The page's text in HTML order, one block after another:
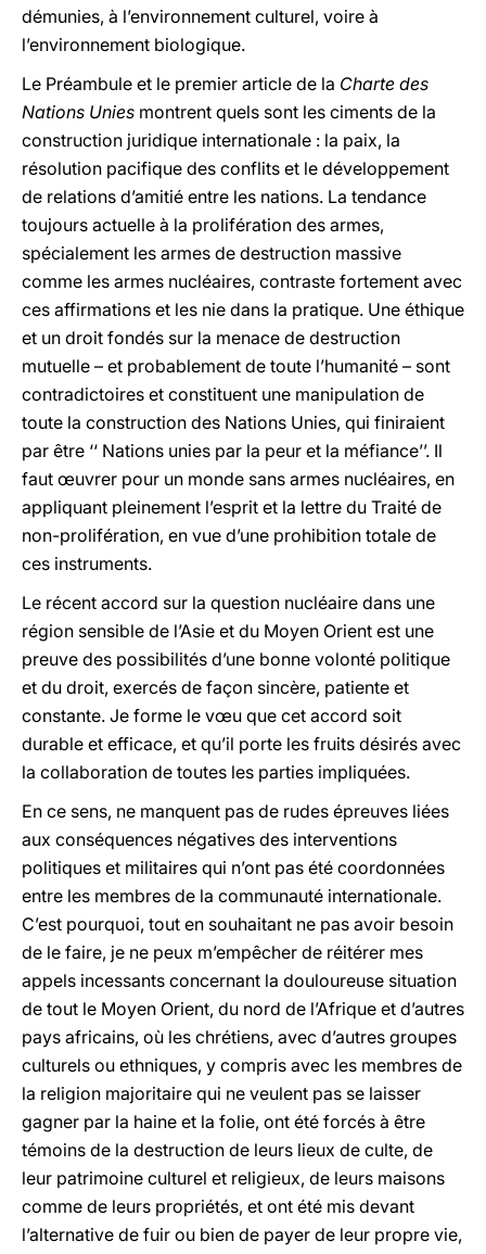
démunies, à l’environnement culturel, voire à
l’environnement biologique.
Le Préambule et le premier article de la Charte des
Nations Unies montrent quels sont les ciments de la
construction juridique internationale : la paix, la
résolution pacifique des conflits et le développement
de relations d’amitié entre les nations. La tendance
toujours actuelle à la prolifération des armes,
spécialement les armes de destruction massive
comme les armes nucléaires, contraste fortement avec
ces affirmations et les nie dans la pratique. Une éthique
et un droit fondés sur la menace de destruction
mutuelle – et probablement de toute l’humanité – sont
contradictoires et constituent une manipulation de
toute la construction des Nations Unies, qui finiraient
par être ‘‘ Nations unies par la peur et la méfiance’’. Il
faut œuvrer pour un monde sans armes nucléaires, en
appliquant pleinement l’esprit et la lettre du Traité de
non-prolifération, en vue d’une prohibition totale de
ces instruments.
Le récent accord sur la question nucléaire dans une
région sensible de l’Asie et du Moyen Orient est une
preuve des possibilités d’une bonne volonté politique
et du droit, exercés de façon sincère, patiente et
constante. Je forme le vœu que cet accord soit
durable et efficace, et qu’il porte les fruits désirés avec
la collaboration de toutes les parties impliquées.
En ce sens, ne manquent pas de rudes épreuves liées
aux conséquences négatives des interventions
politiques et militaires qui n’ont pas été coordonnées
entre les membres de la communauté internationale.
C’est pourquoi, tout en souhaitant ne pas avoir besoin
de le faire, je ne peux m’empêcher de réitérer mes
appels incessants concernant la douloureuse situation
de tout le Moyen Orient, du nord de l’Afrique et d’autres
pays africains, où les chrétiens, avec d’autres groupes
culturels ou ethniques, y compris avec les membres de
la religion majoritaire qui ne veulent pas se laisser
gagner par la haine et la folie, ont été forcés à être
témoins de la destruction de leurs lieux de culte, de
leur patrimoine culturel et religieux, de leurs maisons
comme de leurs propriétés, et ont été mis devant
l’alternative de fuir ou bien de payer de leur propre vie,